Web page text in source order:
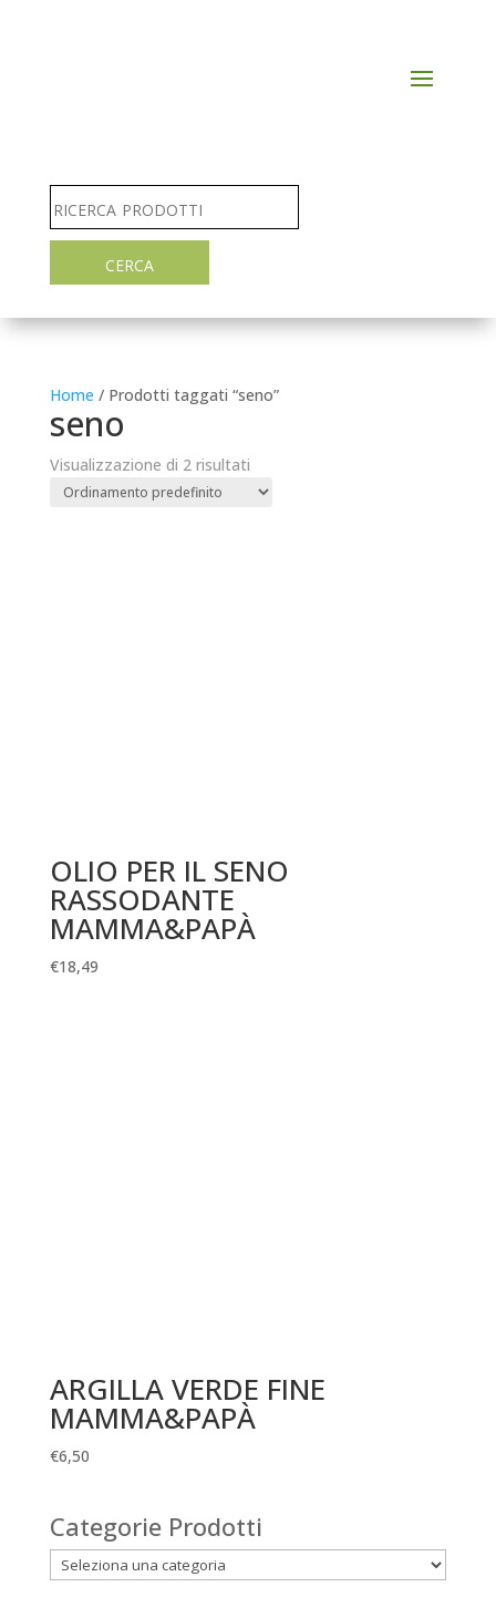
Home / Prodotti taggati “seno”
seno
Visualizzazione di 2 risultati
OLIO PER IL SENO
RASSODANTE
MAMMA&PAPÀ
€18,49
ARGILLA VERDE FINE
MAMMA&PAPÀ
€6,50
Categorie Prodotti